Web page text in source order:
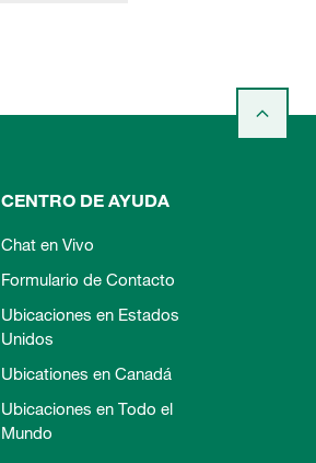
CENTRO DE AYUDA
Chat en Vivo
Formulario de Contacto
Ubicaciones en Estados
Unidos
Ubicationes en Canadá
Ubicaciones en Todo el
Mundo